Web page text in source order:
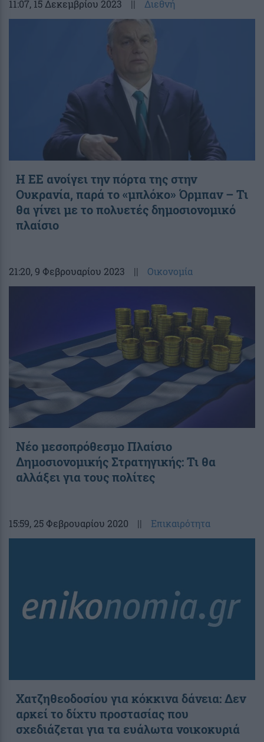
11:07, 15 Δεκεμβρίου 2023 || Διεθνή
Η ΕΕ ανοίγει την πόρτα της στην
Ουκρανία, παρά το «μπλόκο» Όρμπαν – Τι
θα γίνει με το πολυετές δημοσιονομικό
πλαίσιο
21:20, 9 Φεβρουαρίου 2023 || Οικονομία
Νέο μεσοπρόθεσμο Πλαίσιο
Δημοσιονομικής Στρατηγικής: Τι θα
αλλάξει για τους πολίτες
15:59, 25 Φεβρουαρίου 2020 || Επικαιρότητα
Χατζηθεοδοσίου για κόκκινα δάνεια: Δεν
αρκεί το δίχτυ προστασίας που
σχεδιάζεται για τα ευάλωτα νοικοκυριά